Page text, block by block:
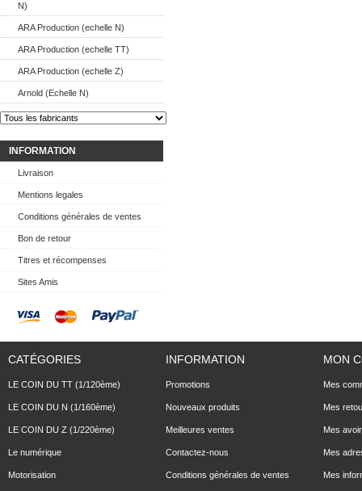
N)
ARA Production (echelle N)
ARA Production (echelle TT)
ARA Production (echelle Z)
Arnold (Echelle N)
INFORMATION
Livraison
Mentions legales
Conditions générales de ventes
Bon de retour
Titres et récompenses
Sites Amis
CATÉGORIES
LE COIN DU TT (1/120ème)
LE COIN DU N (1/160ème)
LE COIN DU Z (1/220ème)
Le numérique
Motorisation
INFORMATION
Promotions
Nouveaux produits
Meilleures ventes
Contactez-nous
Conditions générales de ventes
MON
Mes
Mes
Mes
Mes
Mes